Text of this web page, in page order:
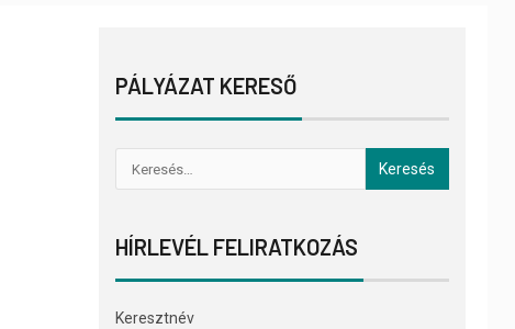
PÁLYÁZAT KERESŐ
HÍRLEVÉL FELIRATKOZÁS
Keresztnév